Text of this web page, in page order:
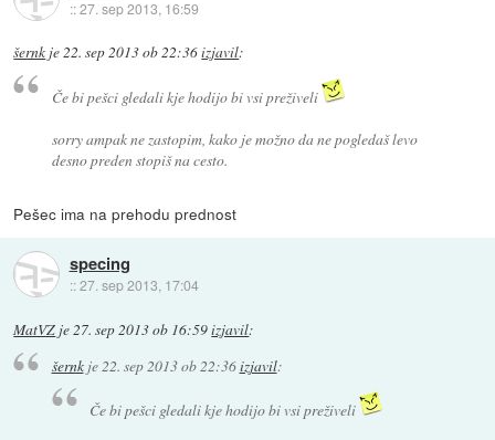
::27. sep 2013, 16:59
šernk je22. sep 2013 ob 22:36izjavil:
Če bi pešci gledali kje hodijo bi vsi preživeli
sorry ampak ne zastopim, kako je možno da ne pogledaš levo
desno preden stopiš na cesto.
Pešec ima na prehodu prednost
specing
::27. sep 2013, 17:04
MatVZ je27. sep 2013 ob 16:59izjavil:
šernkje22. sep 2013 ob 22:36izjavil:
Če bi pešci gledali kje hodijo bi vsi preživeli